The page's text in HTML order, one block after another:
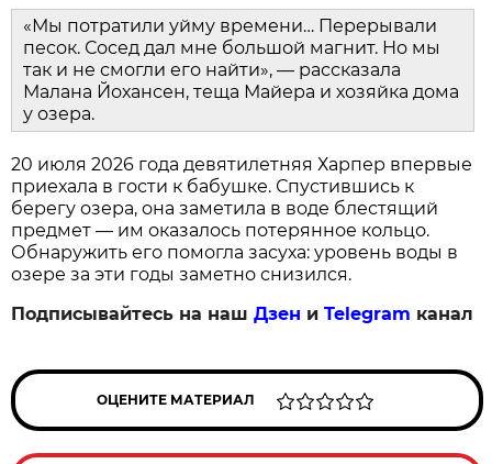
«Мы потратили уйму времени… Перерывали
песок. Сосед дал мне большой магнит. Но мы
так и не смогли его найти», — рассказала
Малана Йохансен, теща Майера и хозяйка дома
у озера.
20 июля 2026 года девятилетняя Харпер впервые
приехала в гости к бабушке. Спустившись к
берегу озера, она заметила в воде блестящий
предмет — им оказалось потерянное кольцо.
Обнаружить его помогла засуха: уровень воды в
озере за эти годы заметно снизился.
Подписывайтесь на нашДзен иTelegram канал
ОЦЕНИТЕ МАТЕРИАЛ